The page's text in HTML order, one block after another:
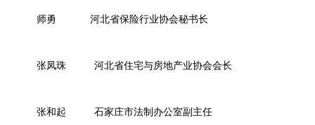
师勇 河北省保险行业协会秘书长
张凤珠 河北省住宅与房地产业协会会长
张和起 石家庄市法制办公室副主任